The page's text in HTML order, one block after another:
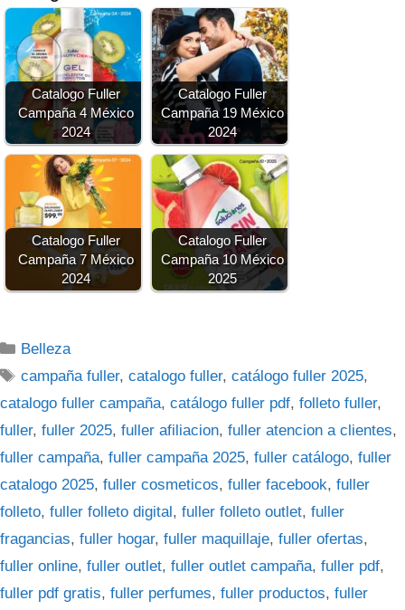
Catalogo Fuller
Campaña 4 México
2024
Catalogo Fuller
Campaña 19 México
2024
Catalogo Fuller
Campaña 7 México
2024
Catalogo Fuller
Campaña 10 México
2025
Categorías
Belleza
Etiquetas
campaña fuller,catalogo fuller,catálogo fuller 2025,
catalogo fuller campaña, catálogo fuller pdf, folleto fuller,
fuller, fuller 2025, fuller afiliacion, fuller atencion a clientes,
fuller campaña, fuller campaña 2025, fuller catálogo, fuller
catalogo 2025, fuller cosmeticos, fuller facebook, fuller
folleto, fuller folleto digital, fuller folleto outlet, fuller
fragancias, fuller hogar, fuller maquillaje, fuller ofertas,
fuller online, fuller outlet, fuller outlet campaña, fuller pdf,
fuller pdf gratis, fuller perfumes, fuller productos, fuller